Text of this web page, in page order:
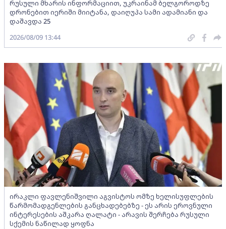
რუსული მხარის ინფორმაციით, უკრაინამ ბელგოროდზე
დრონებით იერიში მიიტანა, დაიღუპა სამი ადამიანი და
დაშავდა 25
2026/08/09 13:44
ირაკლი ფავლენიშვილი აგვისტოს ომზე ხელისუფლების
წარმომადგენლების განცხადებებზე - ეს არის ეროვნული
ინტერესების აშკარა ღალატი - არავის შერჩება რუსული
სქემის ნაწილად ყოფნა